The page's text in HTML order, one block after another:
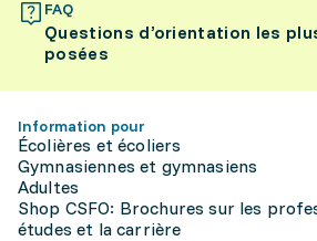
FAQ
Questions d’orientation les
posées
Information pour
Écolières et écoliers
Gymnasiennes et gymnasiens
Adultes
Shop CSFO: Brochures sur les
études et la carrière